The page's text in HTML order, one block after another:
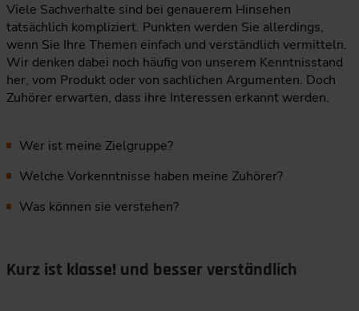
Viele Sachverhalte sind bei genauerem Hinsehen
tatsächlich kompliziert. Punkten werden Sie allerdings,
wenn Sie Ihre Themen einfach und verständlich vermitteln.
Wir denken dabei noch häufig von unserem Kenntnisstand
her, vom Produkt oder von sachlichen Argumenten. Doch
Zuhörer erwarten, dass ihre Interessen erkannt werden.
Wer ist meine Zielgruppe?
Welche Vorkenntnisse haben meine Zuhörer?
Was können sie verstehen?
Kurz ist klasse! und besser verständlich